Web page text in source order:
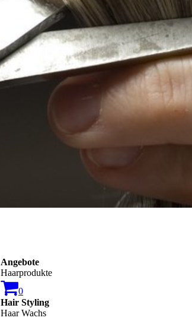
Angebote
Haarprodukte
0
Hair Styling
Haar Wachs